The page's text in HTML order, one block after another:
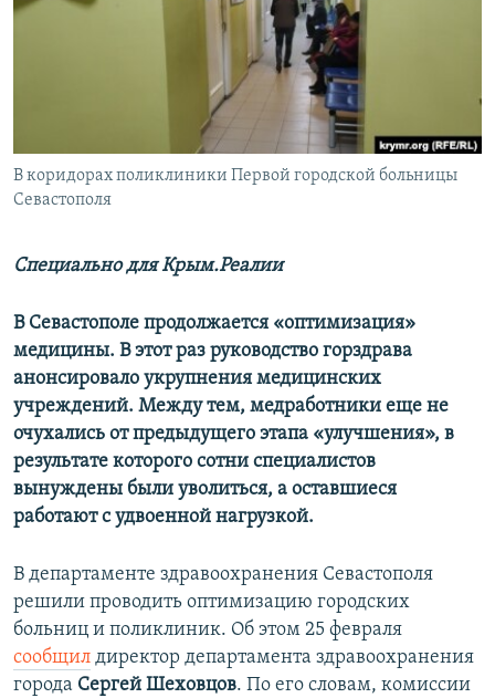
УКРАИНСКАЯ ПРОБЛЕМА КРЫМА
Все сайты RFE/RL
В коридорах поликлиники Первой городской больницы
Севастополя
Специально для Крым.Реалии
В Севастополе продолжается «оптимизация»
медицины. В этот раз руководство горздрава
анонсировало укрупнения медицинских
учреждений. Между тем, медработники еще не
очухались от предыдущего этапа «улучшения», в
результате которого сотни специалистов
вынуждены были уволиться, а оставшиеся
работают с удвоенной нагрузкой.
В департаменте здравоохранения Севастополя
решили проводить оптимизацию городских
больниц и поликлиник. Об этом 25 февраля
сообщил директор департамента здравоохранения
города Сергей Шеховцов. По его словам, комиссии